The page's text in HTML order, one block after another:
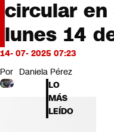
Bits
CNN tiempo
Futuro 360
circular en
lunes 14
14- 07- 2025 07:23
Por Daniela Pérez
LO
MÁS
LEÍDO